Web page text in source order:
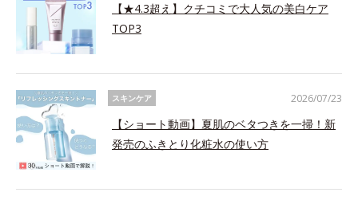
【★4.3超え】クチコミで大人気の美白ケア
TOP3
スキンケア
【ショート動画】夏肌のベタつきを一掃！新
発売のふきとり化粧水の使い方
2026/07/23